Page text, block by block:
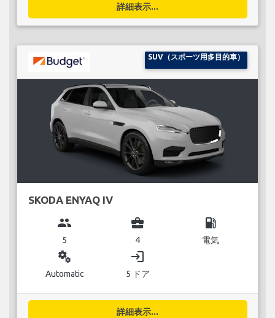
詳細表示...
SUV（スポーツ用多目的車）
SKODA ENYAQ IV
group
5
business_center
4
local_gas_station
電気
miscellaneous_services
Automatic
login
5 ドア
詳細表示...